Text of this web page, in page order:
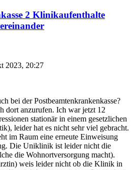
2 Klinikaufenthalte
2023, 20:27
bei der Postbeamtenkrankenkasse?
dort anzurufen. Ich war jetzt 12
stationär in einem gesetzlichen
leider hat es nicht sehr viel gebracht.
im Raum eine erneute Einweisung
Die Uniklinik ist leider nicht die
die Wohnortversorgung macht).
weis leider nicht ob die Klinik in